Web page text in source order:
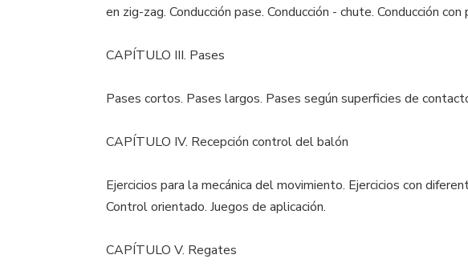
en zig-zag. Conducción pase. Conducción - chute. Conducción
CAPÍTULO III. Pases
Pases cortos. Pases largos. Pases según superficies de
CAPÍTULO IV. Recepción control del balón
Ejercicios para la mecánica del movimiento. Ejercicios con
Control orientado. Juegos de aplicación.
CAPÍTULO V. Regates